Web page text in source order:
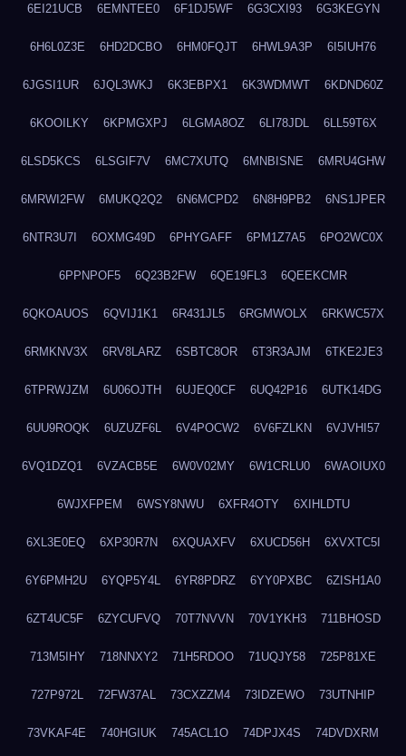
6EI21UCB 6EMNTEE0 6F1DJ5WF 6G3CXI93 6G3KEGYN
6H6L0Z3E 6HD2DCBO 6HM0FQJT 6HWL9A3P 6I5IUH76
6JGSI1UR 6JQL3WKJ 6K3EBPX1 6K3WDMWT 6KDND60Z
6KOOILKY 6KPMGXPJ 6LGMA8OZ 6LI78JDL 6LL59T6X
6LSD5KCS 6LSGIF7V 6MC7XUTQ 6MNBISNE 6MRU4GHW
6MRWI2FW 6MUKQ2Q2 6N6MCPD2 6N8H9PB2 6NS1JPER
6NTR3U7I 6OXMG49D 6PHYGAFF 6PM1Z7A5 6PO2WC0X
6PPNPOF5 6Q23B2FW 6QE19FL3 6QEEKCMR
6QKOAUOS 6QVIJ1K1 6R431JL5 6RGMWOLX 6RKWC57X
6RMKNV3X 6RV8LARZ 6SBTC8OR 6T3R3AJM 6TKE2JE3
6TPRWJZM 6U06OJTH 6UJEQ0CF 6UQ42P16 6UTK14DG
6UU9ROQK 6UZUZF6L 6V4POCW2 6V6FZLKN 6VJVHI57
6VQ1DZQ1 6VZACB5E 6W0V02MY 6W1CRLU0 6WAOIUX0
6WJXFPEM 6WSY8NWU 6XFR4OTY 6XIHLDTU
6XL3E0EQ 6XP30R7N 6XQUAXFV 6XUCD56H 6XVXTC5I
6Y6PMH2U 6YQP5Y4L 6YR8PDRZ 6YY0PXBC 6ZISH1A0
6ZT4UC5F 6ZYCUFVQ 70T7NVVN 70V1YKH3 711BHOSD
713M5IHY 718NNXY2 71H5RDOO 71UQJY58 725P81XE
727P972L 72FW37AL 73CXZZM4 73IDZEWO 73UTNHIP
73VKAF4E 740HGIUK 745ACL1O 74DPJX4S 74DVDXRM